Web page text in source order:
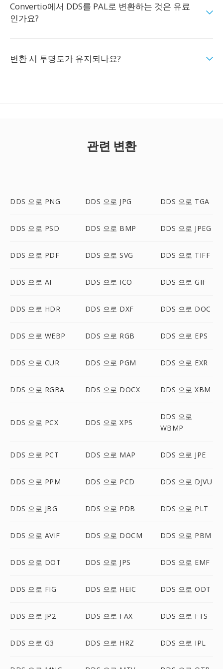
Convertio에서 DDS를 PAL로 변환하는 것은 유료
인가요?
변환 시 투명도가 유지되나요?
관련 변환
DDS 으로 PNG DDS 으로 JPG DDS 으로 TGA
DDS 으로 PSD DDS 으로 BMP DDS 으로 JPEG
DDS 으로 PDF DDS 으로 SVG DDS 으로 TIFF
DDS 으로 AI DDS 으로 ICO DDS 으로 GIF
DDS 으로 HDR DDS 으로 DXF DDS 으로 DOC
DDS 으로 WEBP DDS 으로 RGB DDS 으로 EPS
DDS 으로 CUR DDS 으로 PGM DDS 으로 EXR
DDS 으로 RGBA DDS 으로 DOCX DDS 으로 XBM
DDS 으로 PCX DDS 으로 XPS
DDS 으로
WBMP
DDS 으로 PCT DDS 으로 MAP DDS 으로 JPE
DDS 으로 PPM DDS 으로 PCD DDS 으로 DJVU
DDS 으로 JBG DDS 으로 PDB DDS 으로 PLT
DDS 으로 AVIF DDS 으로 DOCM DDS 으로 PBM
DDS 으로 DOT DDS 으로 JPS DDS 으로 EMF
DDS 으로 FIG DDS 으로 HEIC DDS 으로 ODT
DDS 으로 JP2 DDS 으로 FAX DDS 으로 FTS
DDS 으로 G3 DDS 으로 HRZ DDS 으로 IPL